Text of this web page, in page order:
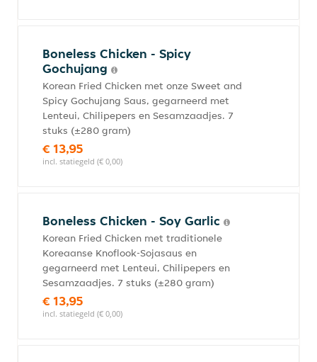
Boneless Chicken - Spicy
Gochujang
Korean Fried Chicken met onze Sweet and
Spicy Gochujang Saus, gegarneerd met
Lenteui, Chilipepers en Sesamzaadjes. 7
stuks (±280 gram)
€ 13,95
incl. statiegeld (€ 0,00)
Boneless Chicken - Soy Garlic
Korean Fried Chicken met traditionele
Koreaanse Knoflook-Sojasaus en
gegarneerd met Lenteui, Chilipepers en
Sesamzaadjes. 7 stuks (±280 gram)
€ 13,95
incl. statiegeld (€ 0,00)